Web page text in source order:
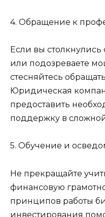
4. Обращение к
Если вы
или подозреваете
стесняйтесь
Юридическая
предоставить
поддержку в
5. Обучение и
Не прекращайте
финансовую
принципов работы
инвестирования